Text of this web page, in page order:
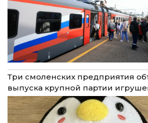
Три смоленских предприятия
выпуска крупной партии